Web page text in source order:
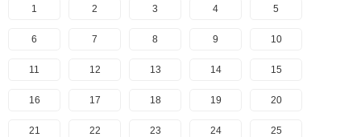
1 2 3 4 5
6 7 8 9 10
11 12 13 14 15
16 17 18 19 20
21 22 23 24 25